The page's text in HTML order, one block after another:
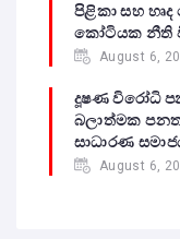
පිළිකා සහ
කෝටියක නීති
August 6,
දූෂණ විරෝධි
බලාත්මක
සාධාරණ
August 6,